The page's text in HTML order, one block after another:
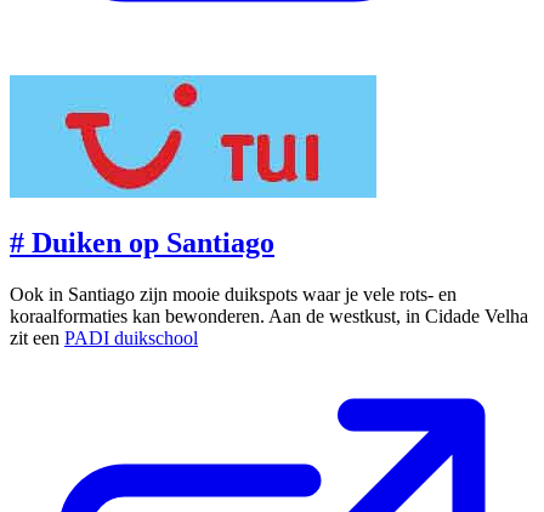
# Duiken op Santiago
Ook in Santiago zijn mooie duikspots waar je vele rots- en
koraalformaties kan bewonderen. Aan de westkust, in Cidade Velha
zit een PADI duikschool